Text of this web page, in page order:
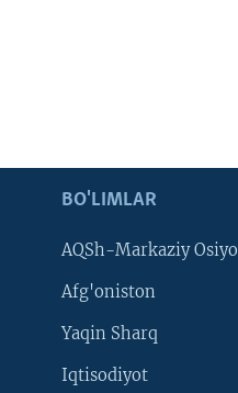
BO'LIMLAR
AQSh-Markaziy Osiyo
Afg'oniston
Yaqin Sharq
Iqtisodiyot